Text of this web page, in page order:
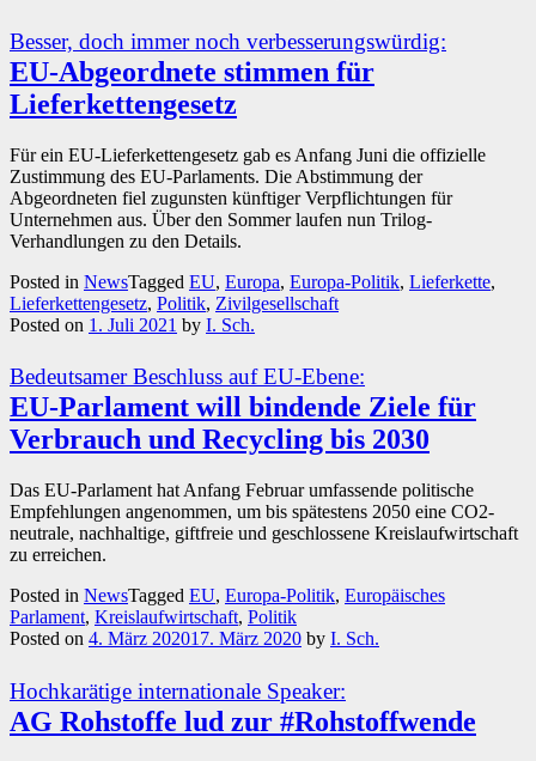
Besser, doch immer noch verbesserungswürdig:
EU-Abgeordnete stimmen für
Lieferkettengesetz
Für ein EU-Lieferkettengesetz gab es Anfang Juni die offizielle
Zustimmung des EU-Parlaments. Die Abstimmung der
Abgeordneten fiel zugunsten künftiger Verpflichtungen für
Unternehmen aus. Über den Sommer laufen nun Trilog-
Verhandlungen zu den Details.
Posted in NewsTagged EU, Europa, Europa-Politik, Lieferkette,
Lieferkettengesetz, Politik, Zivilgesellschaft
Posted on 1. Juli 2021 by I. Sch.
Bedeutsamer Beschluss auf EU-Ebene:
EU-Parlament will bindende Ziele für
Verbrauch und Recycling bis 2030
Das EU-Parlament hat Anfang Februar umfassende politische
Empfehlungen angenommen, um bis spätestens 2050 eine CO2-
neutrale, nachhaltige, giftfreie und geschlossene Kreislaufwirtschaft
zu erreichen.
Posted in NewsTagged EU, Europa-Politik, Europäisches
Parlament, Kreislaufwirtschaft, Politik
Posted on 4. März 202017. März 2020 by I. Sch.
Hochkarätige internationale Speaker:
AG Rohstoffe lud zur #Rohstoffwende